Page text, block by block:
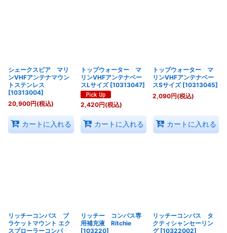
シェークスピア マリ
ンVHFアンテナマウン
トステンレス
[10313004]
20,900円(税込)
カートに入れる
トップウォーター マ
リンVHFアンテナベー
スLサイズ [10313047]
2,420円(税込)
カートに入れる
トップウォーター マ
リンVHFアンテナベー
スSサイズ [10313045]
2,090円(税込)
カートに入れる
リッチーコンパス ブ
ラケットマウント エク
スプローラーコンパ
リッチー コンパス専
用補充液 Ritchie
[103220]
リッチーコンパス タ
クティシャンセーリン
グ [10322002]